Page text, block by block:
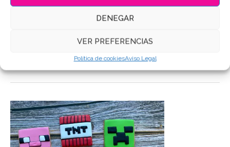
DENEGAR
VER PREFERENCIAS
Política de cookiesAviso Legal
DESCRIPCIÓN
INFORMACIÓN ADICIONAL
VALORACIONES (0)